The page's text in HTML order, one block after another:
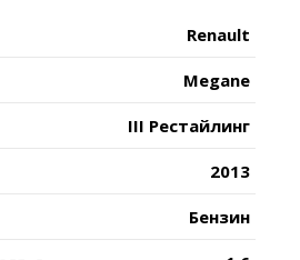
Renault
Megane
III Рестайлинг
2013
Бензин